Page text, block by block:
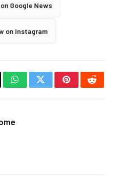
Google News
on Instagram
WhatsAppTwitterPinterest